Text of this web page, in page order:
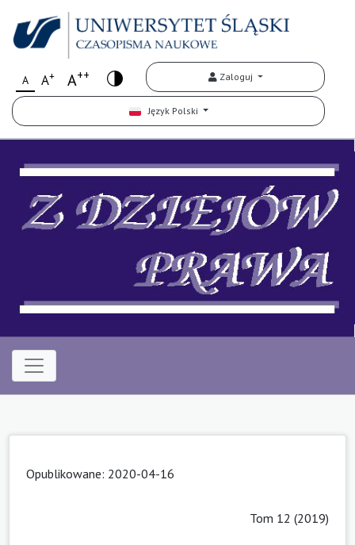
A A+ A++ Zaloguj
Język Polski
Opublikowane: 2020-04-16
Tom 12 (2019)